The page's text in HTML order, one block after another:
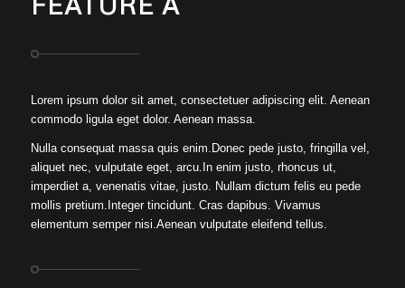
Lorem ipsum dolor sit amet, consectetuer adipiscing elit. Aenean
commodo ligula eget dolor. Aenean massa.
Nulla consequat massa quis enim.Donec pede justo, fringilla vel,
aliquet nec, vulputate eget, arcu.In enim justo, rhoncus ut,
imperdiet a, venenatis vitae, justo. Nullam dictum felis eu pede
mollis pretium.Integer tincidunt. Cras dapibus. Vivamus
elementum semper nisi.Aenean vulputate eleifend tellus.